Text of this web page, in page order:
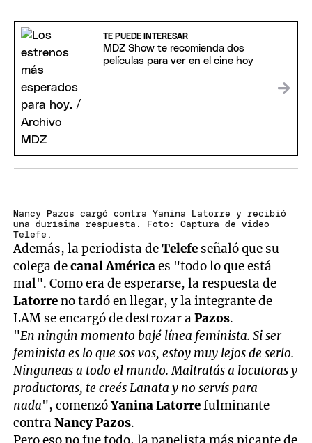
TE PUEDE INTERESAR
MDZ Show te recomienda dos
películas para ver en el cine hoy
Nancy Pazos cargó contra Yanina Latorre y recibió
una durísima respuesta. Foto: Captura de video
Telefe.
Además, la periodista deTelefe señaló que su
colega decanal Américaes "todo lo que está
mal". Como era de esperarse, la respuesta de
Latorreno tardó en llegar, y la integrante de
LAM se encargó de destrozar aPazos.
"En ningún momento bajé línea feminista. Si ser
feminista es lo que sos vos, estoy muy lejos de serlo.
Ninguneas a todo el mundo. Maltratás a locutoras y
productoras, te creés Lanata y no servís para
nada", comenzóYanina Latorrefulminante
contraNancy Pazos.